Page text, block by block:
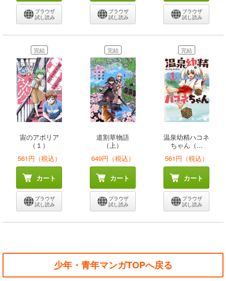
ブラウザ
試し読み
ブラウザ
試し読み
ブラウザ
試し読み
完結
宙のアポリア
（１）
561円（税込）
カート
ブラウザ
試し読み
完結
道割草物語
（上）
649円（税込）
カート
ブラウザ
試し読み
完結
温泉幼精ハコネ
ちゃん（...
561円（税込）
カート
ブラウザ
試し読み
少年・青年マンガTOPへ戻る